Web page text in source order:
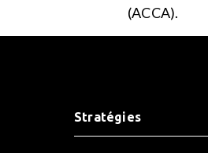
(ACCA).
Stratégies